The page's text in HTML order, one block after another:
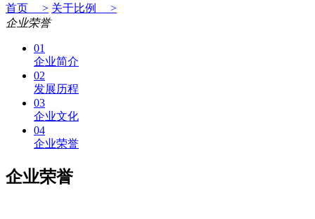
首页 > 关于比例 >
企业荣誉
01
企业简介
02
发展历程
03
企业文化
04
企业荣誉
企业荣誉